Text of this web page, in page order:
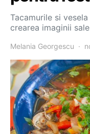
Tacamurile si
crearea imaginii
Melania Georgescu